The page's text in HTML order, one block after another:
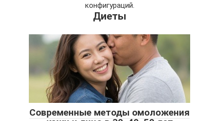
конфигураций.
Диеты
Современные методы омоложения